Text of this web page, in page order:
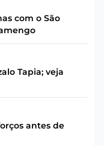
com o São
Tapia; veja
antes de